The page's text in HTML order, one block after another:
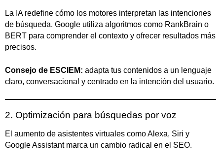
La IA redefine cómo los motores interpretan las intenciones
de búsqueda. Google utiliza algoritmos como RankBrain o
BERT para comprender el contexto y ofrecer resultados más
precisos.
Consejo de ESCIEM: adapta tus contenidos a un lenguaje
claro, conversacional y centrado en la intención del usuario.
2. Optimización para búsquedas por voz
El aumento de asistentes virtuales como Alexa, Siri y
Google Assistant marca un cambio radical en el SEO.